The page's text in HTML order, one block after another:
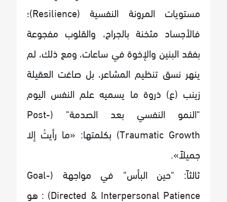
مستويات المرونة النفسية (Resilience)؛
فالأجساد مثخنة بالجراح، والقلوب مفجوعة
بفقد البنين والإخوة في ساعات، ومع ذلك، لم
ينهر نسق تنظيم المشاعر، بل صاغت العقيلة
زينب (ع) ذروة ما يسميه علم النفس اليوم
"النمو النفسي بعد الصدمة" (Post-
Traumatic Growth) بكلمتها: «ما رأيتُ إلا
جميلاً».
ثالثاً: "حين البأس" في مواجهة (Goal-
Directed & Interpersonal Patience) : هو